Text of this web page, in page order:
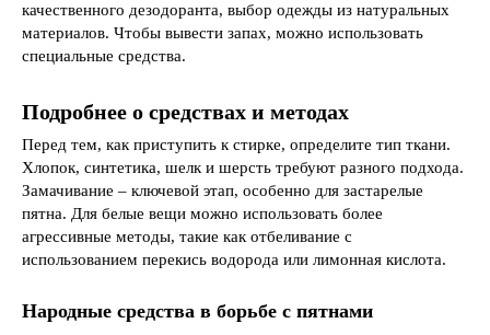
качественного дезодоранта, выбор одежды из натуральных
материалов. Чтобы вывести запах, можно использовать
специальные средства.
Подробнее о средствах и методах
Перед тем, как приступить к стирке, определите тип ткани.
Хлопок, синтетика, шелк и шерсть требуют разного подхода.
Замачивание – ключевой этап, особенно для застарелые
пятна. Для белые вещи можно использовать более
агрессивные методы, такие как отбеливание с
использованием перекись водорода или лимонная кислота.
Народные средства в борьбе с пятнами